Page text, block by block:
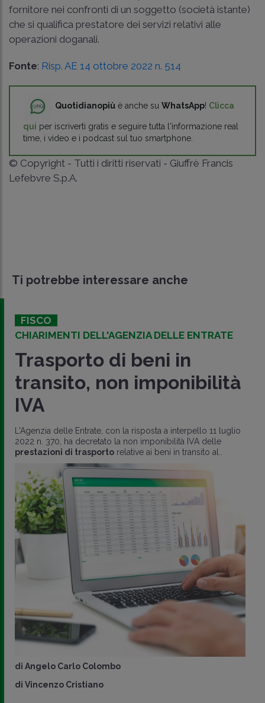
fornitore nei confronti di un soggetto (società istante)
che si qualifica prestatore dei servizi relativi alle
operazioni doganali.
Fonte: Risp. AE 14 ottobre 2022 n. 514
Quotidianopiù è anche su WhatsApp! Clicca
qui per iscriverti gratis e seguire tutta l'informazione real
time, i video e i podcast sul tuo smartphone.
© Copyright - Tutti i diritti riservati - Giuffrè Francis
Lefebvre S.p.A.
Ti potrebbe interessare anche
FISCO
CHIARIMENTI DELL'AGENZIA DELLE ENTRATE
Trasporto di beni in
transito, non imponibilità
IVA
L'Agenzia delle Entrate, con la risposta a interpello 11 luglio
2022 n. 370, ha decretato la non imponibilità IVA delle
prestazioni di trasporto relative ai beni in transito al..
di Angelo Carlo Colombo
di Vincenzo Cristiano